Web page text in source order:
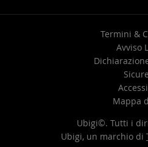
Termini &
Avviso
Mappa
Ubigi©. Tutti i
Ubigi, un marchio di